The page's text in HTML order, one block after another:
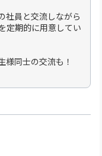
社員と交流しながら
定期的に用意してい
様同士の交流も！